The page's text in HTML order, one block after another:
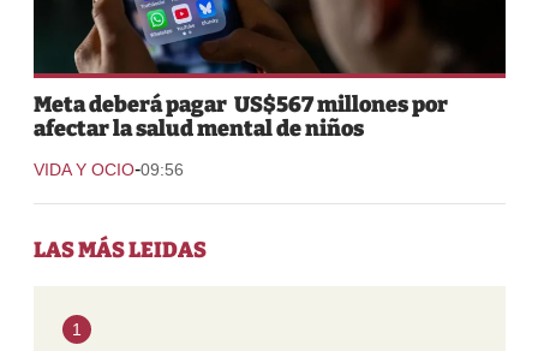
Meta deberá pagar US$567 millones por
afectar la salud mental de niños
VIDA Y OCIO-09:56
LAS MÁS LEIDAS
1